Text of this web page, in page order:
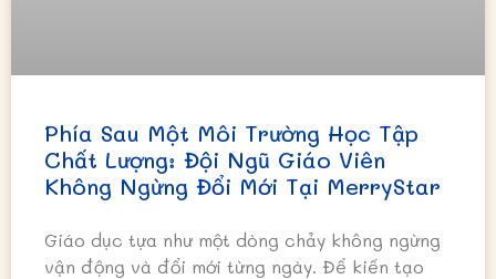
Phía Sau Một Môi Trường Học Tập
Chất Lượng: Đội Ngũ Giáo Viên
Không Ngừng Đổi Mới Tại MerryStar
Giáo dục tựa như một dòng chảy không ngừng
vận động và đổi mới từng ngày. Để kiến tạo